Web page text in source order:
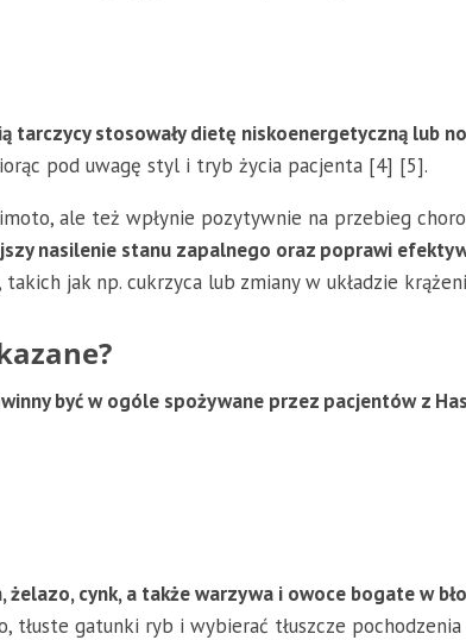
tarczycy stosowały dietę niskoenergetyczną lub
pod uwagę styl i tryb życia pacjenta [4] [5].
ale też wpłynie pozytywnie na przebieg
nasilenie stanu zapalnego oraz poprawi
jak np. cukrzyca lub zmiany w układzie
być w ogóle spożywane przez pacjentów z
cynk, a także warzywa i owoce bogate w
tłuste gatunki ryb i wybierać tłuszcze